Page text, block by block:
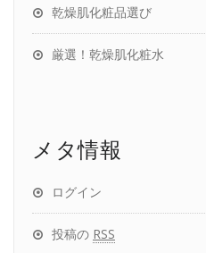
乾燥肌化粧品選び
厳選！乾燥肌化粧水
メタ情報
ログイン
投稿の RSS